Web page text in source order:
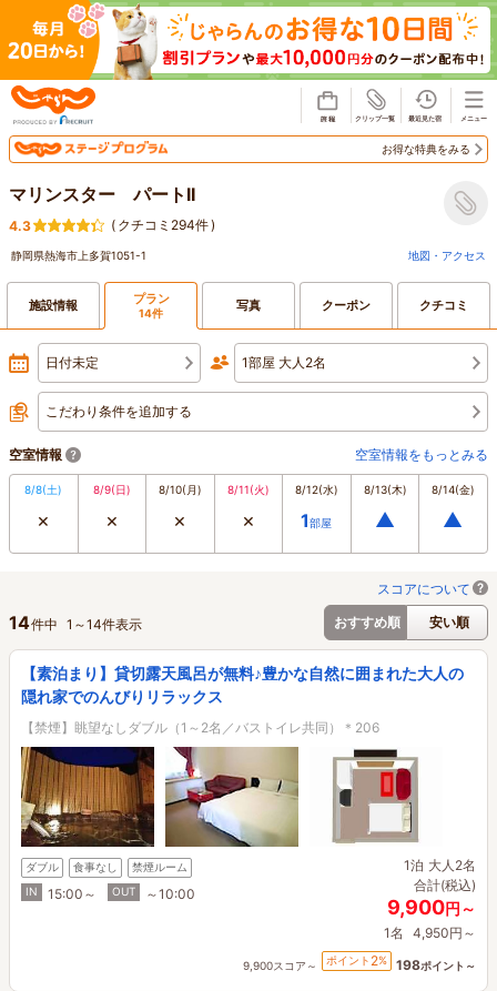
お得な特典をみる
マリンスター パートII
4.3 ( クチコミ294件)
静岡県熱海市上多賀1051-1 地図・アクセス
施設情報 プラン
14件 写真 クーポン クチコミ
日付未定 1部屋 大人2名
こだわり条件を追加する
空室情報 空室情報をもっとみる
8/8(土)
×
8/9(日)
×
8/10(月)
×
8/11(火)
×
8/12(水)
1部屋
8/13(木)
▲
8/14(金)
▲
スコアについて
おすすめ順
安い順
14件中 1 ～14件表示
【素泊まり】貸切露天風呂が無料♪豊かな自然に囲まれた大人の
隠れ家でのんびりリラックス
【禁煙】眺望なしダブル（1～2名／バストイレ共同）＊206
ダブル 食事なし
禁煙ルーム
IN
15:00～ OUT ～10:00
1泊 大人2名
合計(税込)
9,900円～
1名 4,950円～
9,900スコア～ ポイント 2% 198ポイント～